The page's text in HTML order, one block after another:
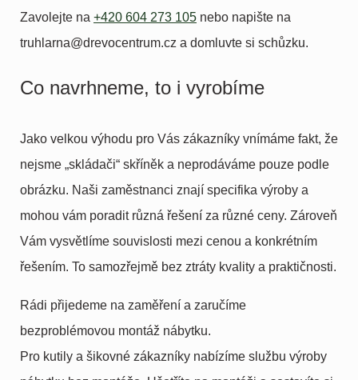
Zavolejte na +420 604 273 105 nebo napište na
truhlarna@drevocentrum.cz a domluvte si schůzku.
Co navrhneme, to i vyrobíme
Jako velkou výhodu pro Vás zákazníky vnímáme fakt, že
nejsme „skládači“ skříněk a neprodáváme pouze podle
obrázku. Naši zaměstnanci znají specifika výroby a
mohou vám poradit různá řešení za různé ceny. Zároveň
Vám vysvětlíme souvislosti mezi cenou a konkrétním
řešením. To samozřejmě bez ztráty kvality a praktičnosti.
Rádi přijedeme na zaměření a zaručíme
bezproblémovou montáž nábytku.
Pro kutily a šikovné zákazníky nabízíme službu výroby